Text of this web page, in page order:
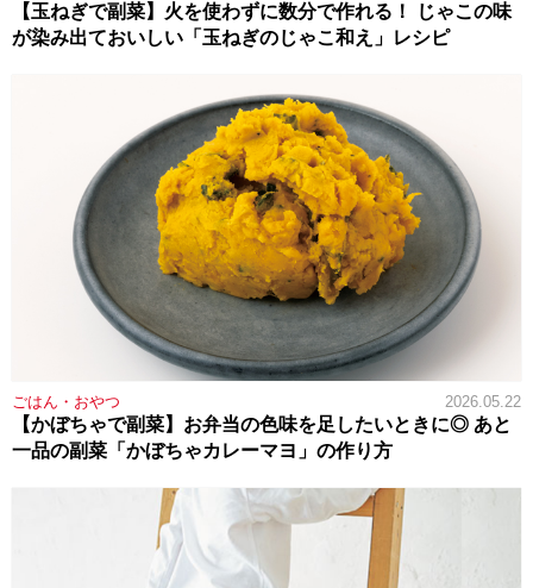
【玉ねぎで副菜】火を使わずに数分で作れる！ じゃこの味
が染み出ておいしい「玉ねぎのじゃこ和え」レシピ
ごはん・おやつ 2026.05.22
【かぼちゃで副菜】お弁当の色味を足したいときに◎ あと
一品の副菜「かぼちゃカレーマヨ」の作り方